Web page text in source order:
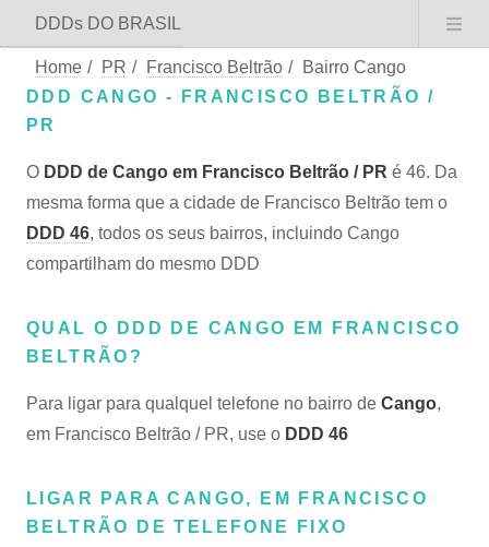
DDDs DO BRASIL
Home / PR / Francisco Beltrão /
Bairro Cango
DDD CANGO - FRANCISCO BELTRÃO /
PR
O DDD de Cango em Francisco Beltrão / PR é 46. Da
mesma forma que a cidade de Francisco Beltrão tem o
DDD 46, todos os seus bairros, incluindo Cango
compartilham do mesmo DDD
QUAL O DDD DE CANGO EM FRANCISCO
BELTRÃO?
Para ligar para qualquel telefone no bairro de Cango,
em Francisco Beltrão / PR, use o DDD 46
LIGAR PARA CANGO, EM FRANCISCO
BELTRÃO DE TELEFONE FIXO